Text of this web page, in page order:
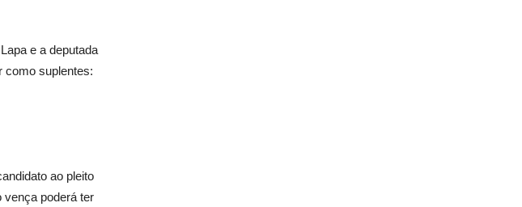
e a deputada
como suplentes:
ao pleito
vença poderá ter